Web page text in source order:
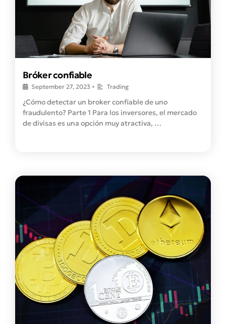
Bróker confiable
September 27, 2023 • Trading
¿Cómo detectar un broker confiable de uno
fraudulento? Parte 1 Para los inversores, el mercado
de divisas es una opción muy atractiva, …